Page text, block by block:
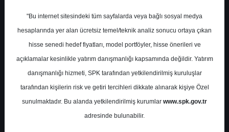
ARCLK- ARÇELİK A.Ş.
Hedef Fiyat 195.65 ₺
Getiri
%0.00
"Bu internet sitesindeki tüm sayfalarda veya bağlı sosyal medya
hesaplarında yer alan ücretsiz temel/teknik analiz sonucu ortaya çıkan
hisse senedi hedef fiyatları, model portföyler, hisse önerileri ve
açıklamalar kesinlikle yatırım danışmanlığı kapsamında değildir. Yatırım
danışmanlığı hizmeti, SPK tarafından yetkilendirilmiş kuruluşlar
tarafından kişilerin risk ve getiri tercihleri dikkate alınarak kişiye Özel
sunulmaktadır. Bu alanda yetkilendirilmiş kurumlar www.spk.gov.tr
adresinde bulunabilir.